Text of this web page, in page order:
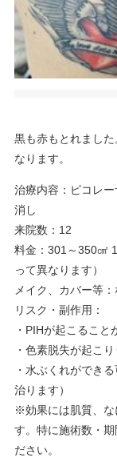
黒も赤もとれまし
なります。
治療内容：ピコレ
消し
来院数：12
料金：301～350㎠
って異なります）
メイク、カバー等：
リスク・副作用：
・PIHが起こること
・色素脱失が起こ
・水ぶくれができ
治ります）
※効果には肌質、な
す。特に施術数・
ださい。